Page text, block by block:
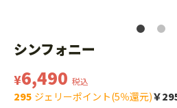
シンフォニー
¥6,490 税込
295 ジェリーポイント(5％還元)￥